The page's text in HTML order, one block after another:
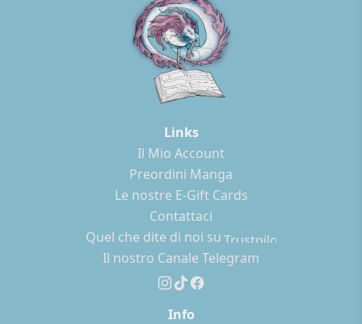
Links
Il Mio Account
Preordini Manga
Le nostre E-Gift Cards
Contattaci
Quel che dite di noi su
Il nostro Canale Telegram
Info